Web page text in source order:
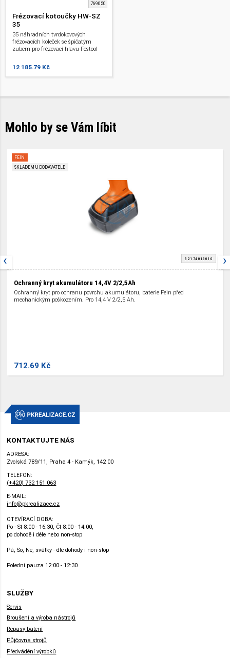
769050
Frézovací kotoučky HW-SZ
35
35 náhradních tvrdokovových
frézovacích koleček se špičatým
zubem pro frézovací hlavu Festool
zbytků lepidel a omítky na bázi
syntetické pryskyřice. Vzniká
sanaci.
12 185.79 Kč
Mohlo by se Vám líbit
SKLADEM U DODAVATELE
FEIN
3 21 74 015 01 0
Ochranný kryt akumulátoru 14,4V 2/2,5Ah
Ochranný kryt pro ochranu povrchu akumulátoru, baterie Fein před
mechanickým poškozením. Pro 14,4 V 2/2,5 Ah.
712.69 Kč
‹ ›
KONTAKTUJTE NÁS
ADRESA:
Zvolská 789/11, Praha 4 - Kamýk, 142 00
TELEFON:
(+420) 732 151 063
E-MAIL:
info@pkrealizace.cz
OTEVÍRACÍ DOBA:
Po - St 8:00 - 16:30, Čt 8:00 - 14:00,
po dohodě i déle nebo non-stop
Pá, So, Ne, svátky - dle dohody i non-stop
Polední pauza 12:00 - 12:30
SLUŽBY
Servis
Broušení a výroba nástrojů
Repasy baterií
Půjčovna strojů
Předvádění výrobků